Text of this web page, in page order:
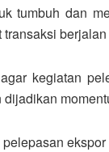
tumbuh dan
berjalan
kegiatan